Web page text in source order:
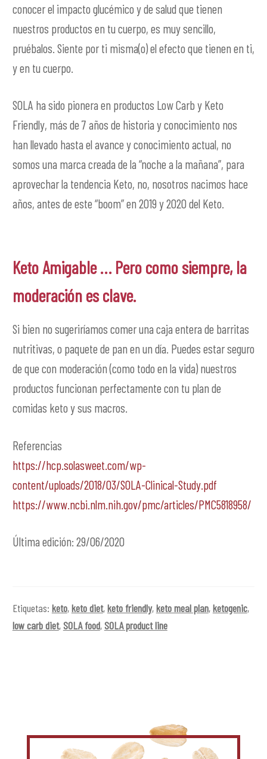
conocer el impacto glucémico y de salud que tienen
nuestros productos en tu cuerpo, es muy sencillo,
pruébalos. Siente por ti misma(o) el efecto que tienen en ti,
y en tu cuerpo.
SOLA ha sido pionera en productos Low Carb y Keto
Friendly, más de 7 años de historia y conocimiento nos
han llevado hasta el avance y conocimiento actual, no
somos una marca creada de la “noche a la mañana”, para
aprovechar la tendencia Keto, no, nosotros nacimos hace
años, antes de este “boom” en 2019 y 2020 del Keto.
Keto Amigable … Pero como siempre, la
moderación es clave.
Si bien no sugeriríamos comer una caja entera de barritas
nutritivas, o paquete de pan en un día. Puedes estar seguro
de que con moderación (como todo en la vida) nuestros
productos funcionan perfectamente con tu plan de
comidas keto y sus macros.
Referencias
https://hcp.solasweet.com/wp-
content/uploads/2018/03/SOLA-Clinical-Study.pdf
https://www.ncbi.nlm.nih.gov/pmc/articles/PMC5818958/
Última edición: 29/06/2020
Etiquetas: keto,keto diet,keto friendly,keto meal plan,ketogenic,
low carb diet,SOLA food,SOLA product line